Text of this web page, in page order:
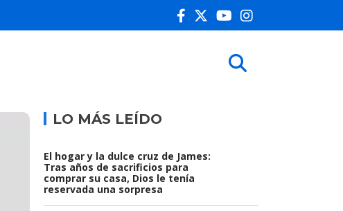
LO MÁS LEÍDO
El hogar y la dulce cruz de James:
Tras años de sacrificios para
comprar su casa, Dios le tenía
reservada una sorpresa